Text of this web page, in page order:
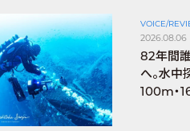
VOICE/
2026.08.06
82年間誰
へ。水中
100m・